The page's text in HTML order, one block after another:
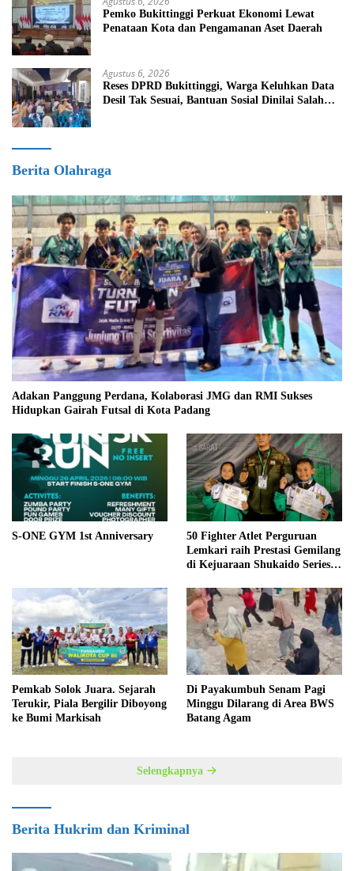
Pemko Bukittinggi Perkuat Ekonomi Lewat
Penataan Kota dan Pengamanan Aset Daerah
Agustus 6, 2026
Reses DPRD Bukittinggi, Warga Keluhkan Data
Desil Tak Sesuai, Bantuan Sosial Dinilai Salah
Berita Olahraga
Adakan Panggung Perdana, Kolaborasi JMG dan RMI Sukses
Hidupkan Gairah Futsal di Kota Padang
S-ONE GYM 1st Anniversary
50 Fighter Atlet Perguruan
Lemkari raih Prestasi Gemilang
di Kejuaraan Shukaido Series 1
Pemkab Solok Juara. Sejarah
Terukir, Piala Bergilir Diboyong
ke Bumi Markisah
Di Payakumbuh Senam Pagi
Minggu Dilarang di Area BWS
Batang Agam
Selengkapnya
Berita Hukrim dan Kriminal